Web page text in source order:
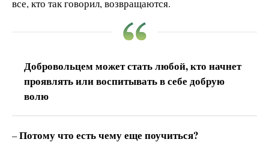
все, кто так говорил, возвращаются.
Добровольцем может стать любой, кто начнет
проявлять или воспитывать в себе добрую
волю
–Потому что есть чему еще поучиться?